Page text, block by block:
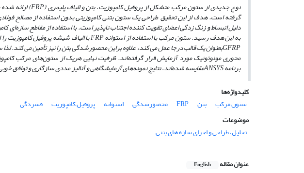
نوع جدیدی ازستون مرکب متشکل از پروفیل کامپوزیت، بتن و الیاف پلیمری (FRP) ارائه
گرفته است.هدف از این تحقیق طراحی یک ستون بتنی کامپوزیتی بدون استفاده از مصالح
دلیل انبساط و زنگ زدگی اعضای تقویت کننده اجتناب ناپذیر است. با استفاده از مقاطع سازه‌ای
به این هدف رسید.ستون مرکب با استفاده از استوانهFRPبا الیاف شیشه پروفیل کامپوزیت
GFRPبعنوان یک قالب درجا عمل می کند، علاوه براین محصورشدگی بتن را نیز تأمین می کند.لذا
محوری مونوتونیک مورد آزمایش قرار گرفته‌اند. ظرفیت نهایی هریک از ستونهای مرکب
برنامهANSYSمقایسه شده‌اند، نتایجنمونه‌های آزمایشگاهی و آنالیز عددی سازگاری و توافق
کلیدواژه‌ها
ستون مرکب
بتن FRP محصورشدگی استوانه پروفیل کامپوزیت
فشردگی
موضوعات
تحلیل، طراحی و اجرای سازه های بتنی
عنوان مقاله English